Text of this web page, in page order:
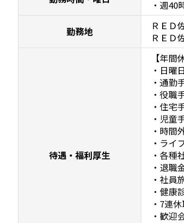
・週40
勤務地
ＲＥＤ
ＲＥＤ
待遇・福利厚生
【年間
・日曜
・通勤
・役職
・住宅
・児童
・時間
・ライ
・各種
・退職
・社員
・健康
・7連
・歓迎